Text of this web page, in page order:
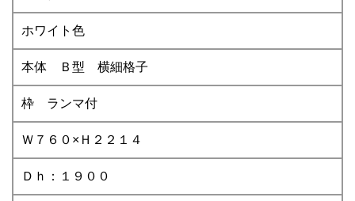
ホワイト色
本体 Ｂ型 横細格子
枠 ランマ付
Ｗ７６０×Ｈ２２１４
Ｄｈ：１９００